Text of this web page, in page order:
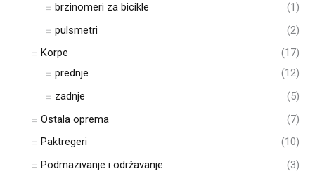
brzinomeri za bicikle
(1)
pulsmetri
(2)
Korpe
(17)
prednje
(12)
zadnje
(5)
Ostala oprema
(7)
Paktregeri
(10)
Podmazivanje i održavanje
(3)